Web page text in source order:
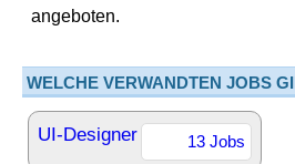
angeboten.
WELCHE VERWANDTEN JOBS
UI-Designer 13 Jobs